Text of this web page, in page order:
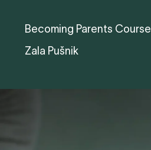
Becoming Parents Course
Zala Pušnik